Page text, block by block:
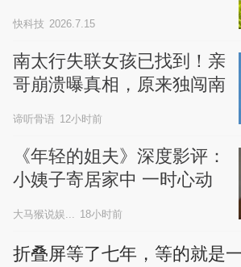
快科技 2026.7.15
南太行失联女孩已找到！亲
哥崩溃曝真相，原来独闯南
谛听骨语 12小时前
《年轻的姐夫》深度影评：
小姨子寄居家中 一时心动
大马猴说娱... 18小时前
折叠屏等了七年，等的就是